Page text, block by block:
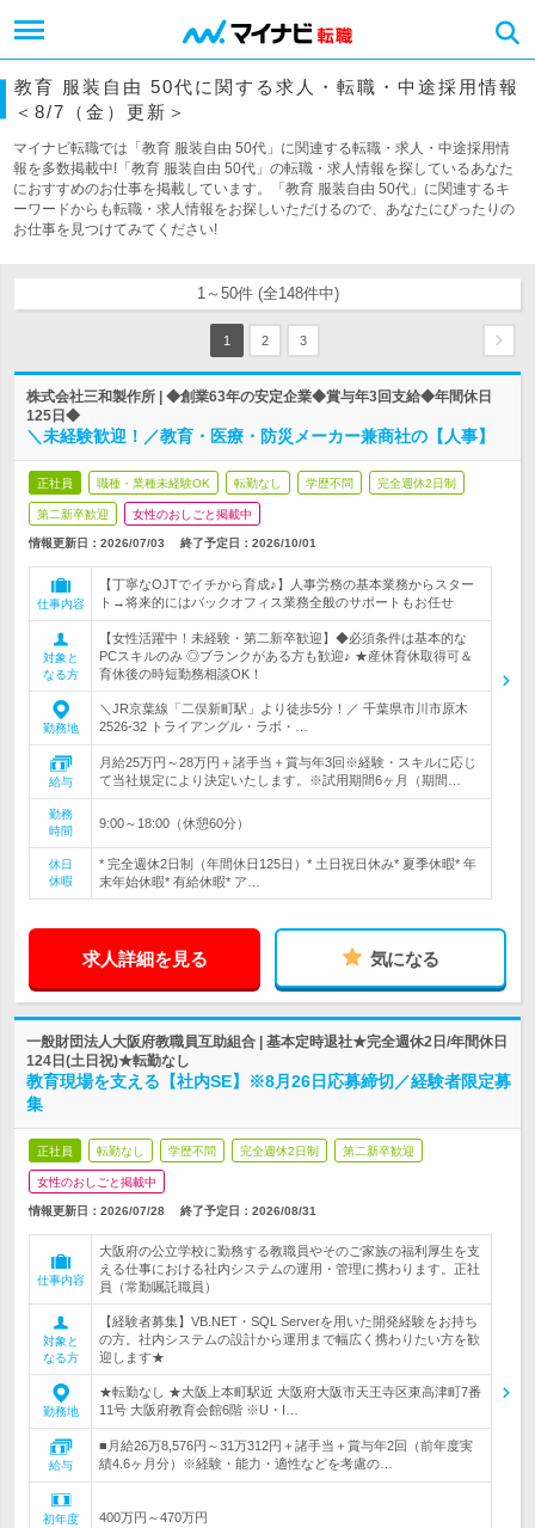
教育 服装自由 50代に関する求人・転職・中途採用情報
＜8/7（金）更新＞
マイナビ転職では「教育 服装自由 50代」に関連する転職・求人・中途採用情
報を多数掲載中!「教育 服装自由 50代」の転職・求人情報を探しているあなた
におすすめのお仕事を掲載しています。「教育 服装自由 50代」に関連するキ
ーワードからも転職・求人情報をお探しいただけるので、あなたにぴったりの
お仕事を見つけてみてください!
1～50件 (全148件中)
1 2 3
株式会社三和製作所 | ◆創業63年の安定企業◆賞与年3回支給◆年間休日
125日◆
＼未経験歓迎！／教育・医療・防災メーカー兼商社の【人事】
正社員 職種・業種未経験OK 転勤なし 学歴不問 完全週休2日制
第二新卒歓迎 女性のおしごと掲載中
情報更新日：2026/07/03 終了予定日： 2026/10/01
仕事内容
【丁寧なOJTでイチから育成♪】人事労務の基本業務からスター
ト→将来的にはバックオフィス業務全般のサポートもお任せ
対象と
なる方
【女性活躍中！未経験・第二新卒歓迎】◆必須条件は基本的な
PCスキルのみ ◎ブランクがある方も歓迎♪ ★産休育休取得可＆
育休後の時短勤務相談OK！
勤務地
＼JR京葉線「二俣新町駅」より徒歩5分！／ 千葉県市川市原木
2526-32 トライアングル・ラボ・…
給与
月給25万円～28万円＋諸手当＋賞与年3回※経験・スキルに応じ
て当社規定により決定いたします。※試用期間6ヶ月（期間…
勤務
時間
9:00～18:00（休憩60分）
休日
休暇
* 完全週休2日制（年間休日125日）* 土日祝日休み* 夏季休暇* 年
末年始休暇* 有給休暇* ア…
求人詳細を見る 気になる
一般財団法人大阪府教職員互助組合 | 基本定時退社★完全週休2日/年間休日
124日(土日祝)★転勤なし
教育現場を支える【社内SE】※8月26日応募締切／経験者限定募
集
正社員 転勤なし 学歴不問 完全週休2日制 第二新卒歓迎
女性のおしごと掲載中
情報更新日：2026/07/28 終了予定日： 2026/08/31
仕事内容
大阪府の公立学校に勤務する教職員やそのご家族の福利厚生を支
える仕事における社内システムの運用・管理に携わります。正社
員（常勤嘱託職員）
対象と
なる方
【経験者募集】VB.NET・SQL Serverを用いた開発経験をお持ち
の方。社内システムの設計から運用まで幅広く携わりたい方を歓
迎します★
勤務地
★転勤なし ★大阪上本町駅近 大阪府大阪市天王寺区東高津町7番
11号 大阪府教育会館6階 ※U・I…
給与
■月給26万8,576円～31万312円＋諸手当＋賞与年2回（前年度実
績4.6ヶ月分）※経験・能力・適性などを考慮の…
初年度
400万円～470万円